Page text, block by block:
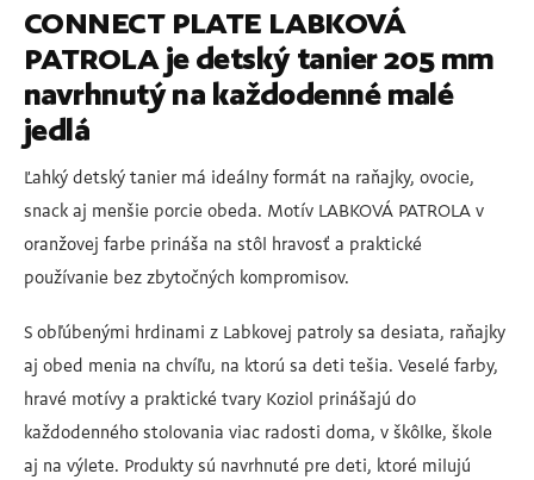
CONNECT PLATE LABKOVÁ
PATROLA je detský tanier 205 mm
navrhnutý na každodenné malé
jedlá
Ľahký detský tanier má ideálny formát na raňajky, ovocie,
snack aj menšie porcie obeda. Motív LABKOVÁ PATROLA v
oranžovej farbe prináša na stôl hravosť a praktické
používanie bez zbytočných kompromisov.
S obľúbenými hrdinami z Labkovej patroly sa desiata, raňajky
aj obed menia na chvíľu, na ktorú sa deti tešia. Veselé farby,
hravé motívy a praktické tvary Koziol prinášajú do
každodenného stolovania viac radosti doma, v škôlke, škole
aj na výlete. Produkty sú navrhnuté pre deti, ktoré milujú